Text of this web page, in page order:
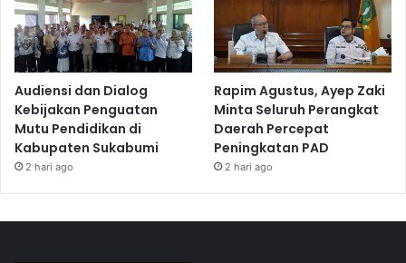
Audiensi dan Dialog
Kebijakan Penguatan
Mutu Pendidikan di
Kabupaten Sukabumi
2 hari ago
Rapim Agustus, Ayep Zaki
Minta Seluruh Perangkat
Daerah Percepat
Peningkatan PAD
2 hari ago